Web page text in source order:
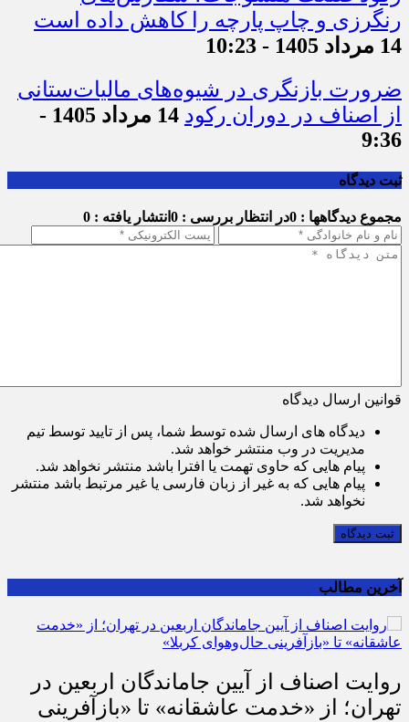
رکود صنعت منسوجات، سفارش‌های
رنگرزی و چاپ پارچه را کاهش داده است
ضرورت بازنگری در شیوه‌های مالیات‌ستانی
از اصناف در دوران رکود
مجموع دیدگاهها : 0 در انتظار بررسی : 0 انتشار یافته : 0
دیدگاه های ارسال شده توسط شما، پس از تایید توسط تیم
مدیریت در وب منتشر خواهد شد.
پیام هایی که حاوی تهمت یا افترا باشد منتشر نخواهد شد.
پیام هایی که به غیر از زبان فارسی یا غیر مرتبط باشد منتشر
روایت اصناف از آیین جاماندگان اربعین در